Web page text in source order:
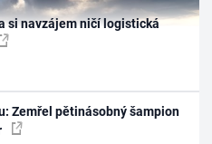
si navzájem ničí logistická
Zemřel pětinásobný šampion